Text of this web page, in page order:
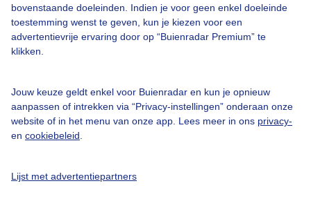
bovenstaande doeleinden. Indien je voor geen enkel doeleinde
toestemming wenst te geven, kun je kiezen voor een
advertentievrije ervaring door op “Buienradar Premium” te
klikken.
Jouw keuze geldt enkel voor Buienradar en kun je opnieuw
aanpassen of intrekken via “Privacy-instellingen” onderaan onze
website of in het menu van onze app. Lees meer in ons privacy-
en cookiebeleid
Lijst met advertentiepartners
Contact
Toegankelijkheid
Buienradar Team
Privacy beleid
Privacy instellingen